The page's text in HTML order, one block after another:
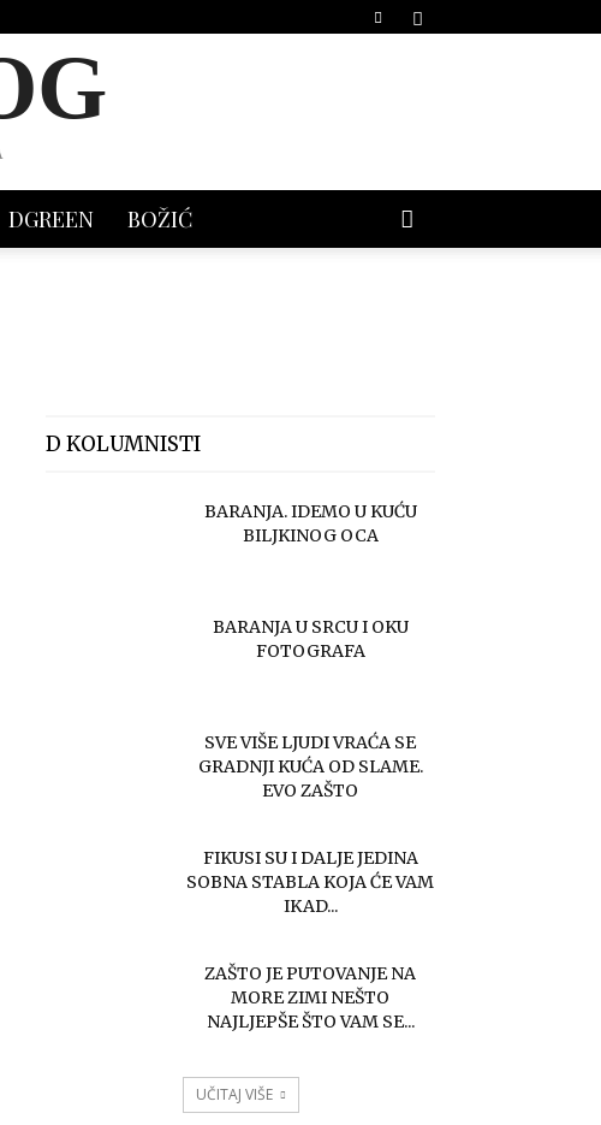
DGREEN BOŽIĆ
D KOLUMNISTI
BARANJA. IDEMO U KUĆU
BILJKINOG OCA
BARANJA U SRCU I OKU
FOTOGRAFA
SVE VIŠE LJUDI VRAĆA SE
GRADNJI KUĆA OD SLAME.
EVO ZAŠTO
FIKUSI SU I DALJE JEDINA
SOBNA STABLA KOJA ĆE VAM
IKAD...
ZAŠTO JE PUTOVANJE NA
MORE ZIMI NEŠTO
NAJLJEPŠE ŠTO VAM SE...
UČITAJ VIŠE